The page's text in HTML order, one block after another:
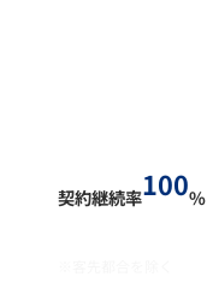
契約継続率100%